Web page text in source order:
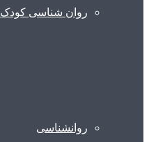
روان شناسی کودک
روانشناسی